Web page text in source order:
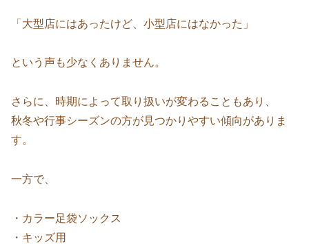
「大型店にはあったけど、小型店にはなかった」
という声も少なくありません。
さらに、時期によって取り扱いが変わることもあり、
秋冬や行事シーズンの方が見つかりやすい傾向がありま
す。
一方で、
・カラー足袋ソックス
・キッズ用